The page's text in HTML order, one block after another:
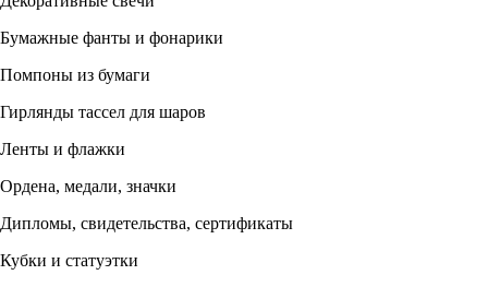
Бумажные фанты и фонарики
Помпоны из бумаги
Гирлянды тассел для шаров
Ленты и флажки
Ордена, медали, значки
Дипломы, свидетельства, сертификаты
Кубки и статуэтки